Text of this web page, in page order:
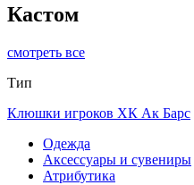
Кастом
смотреть все
Тип
Клюшки игроков ХК Ак Барс
Одежда
Аксессуары и сувениры
Атрибутика